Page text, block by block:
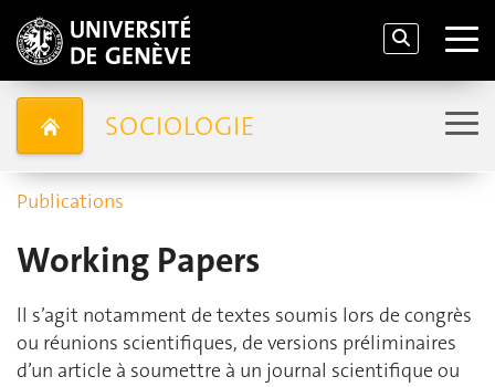
SOCIOLOGIE
Publications
Working Papers
ll s’agit notamment de textes soumis lors de congrès
ou réunions scientifiques, de versions préliminaires
d’un article à soumettre à un journal scientifique ou